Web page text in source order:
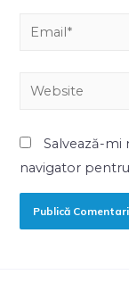
Salvează-mi
navigator